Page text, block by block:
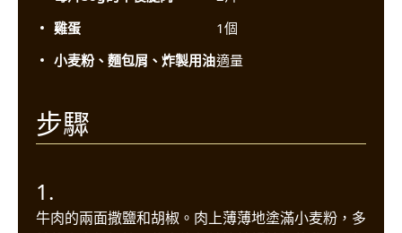
雞蛋
1個
小麦粉、麵包屑、炸製用油適量
步驟
1.
牛肉的兩面撒鹽和胡椒。肉上薄薄地塗滿小麦粉，多